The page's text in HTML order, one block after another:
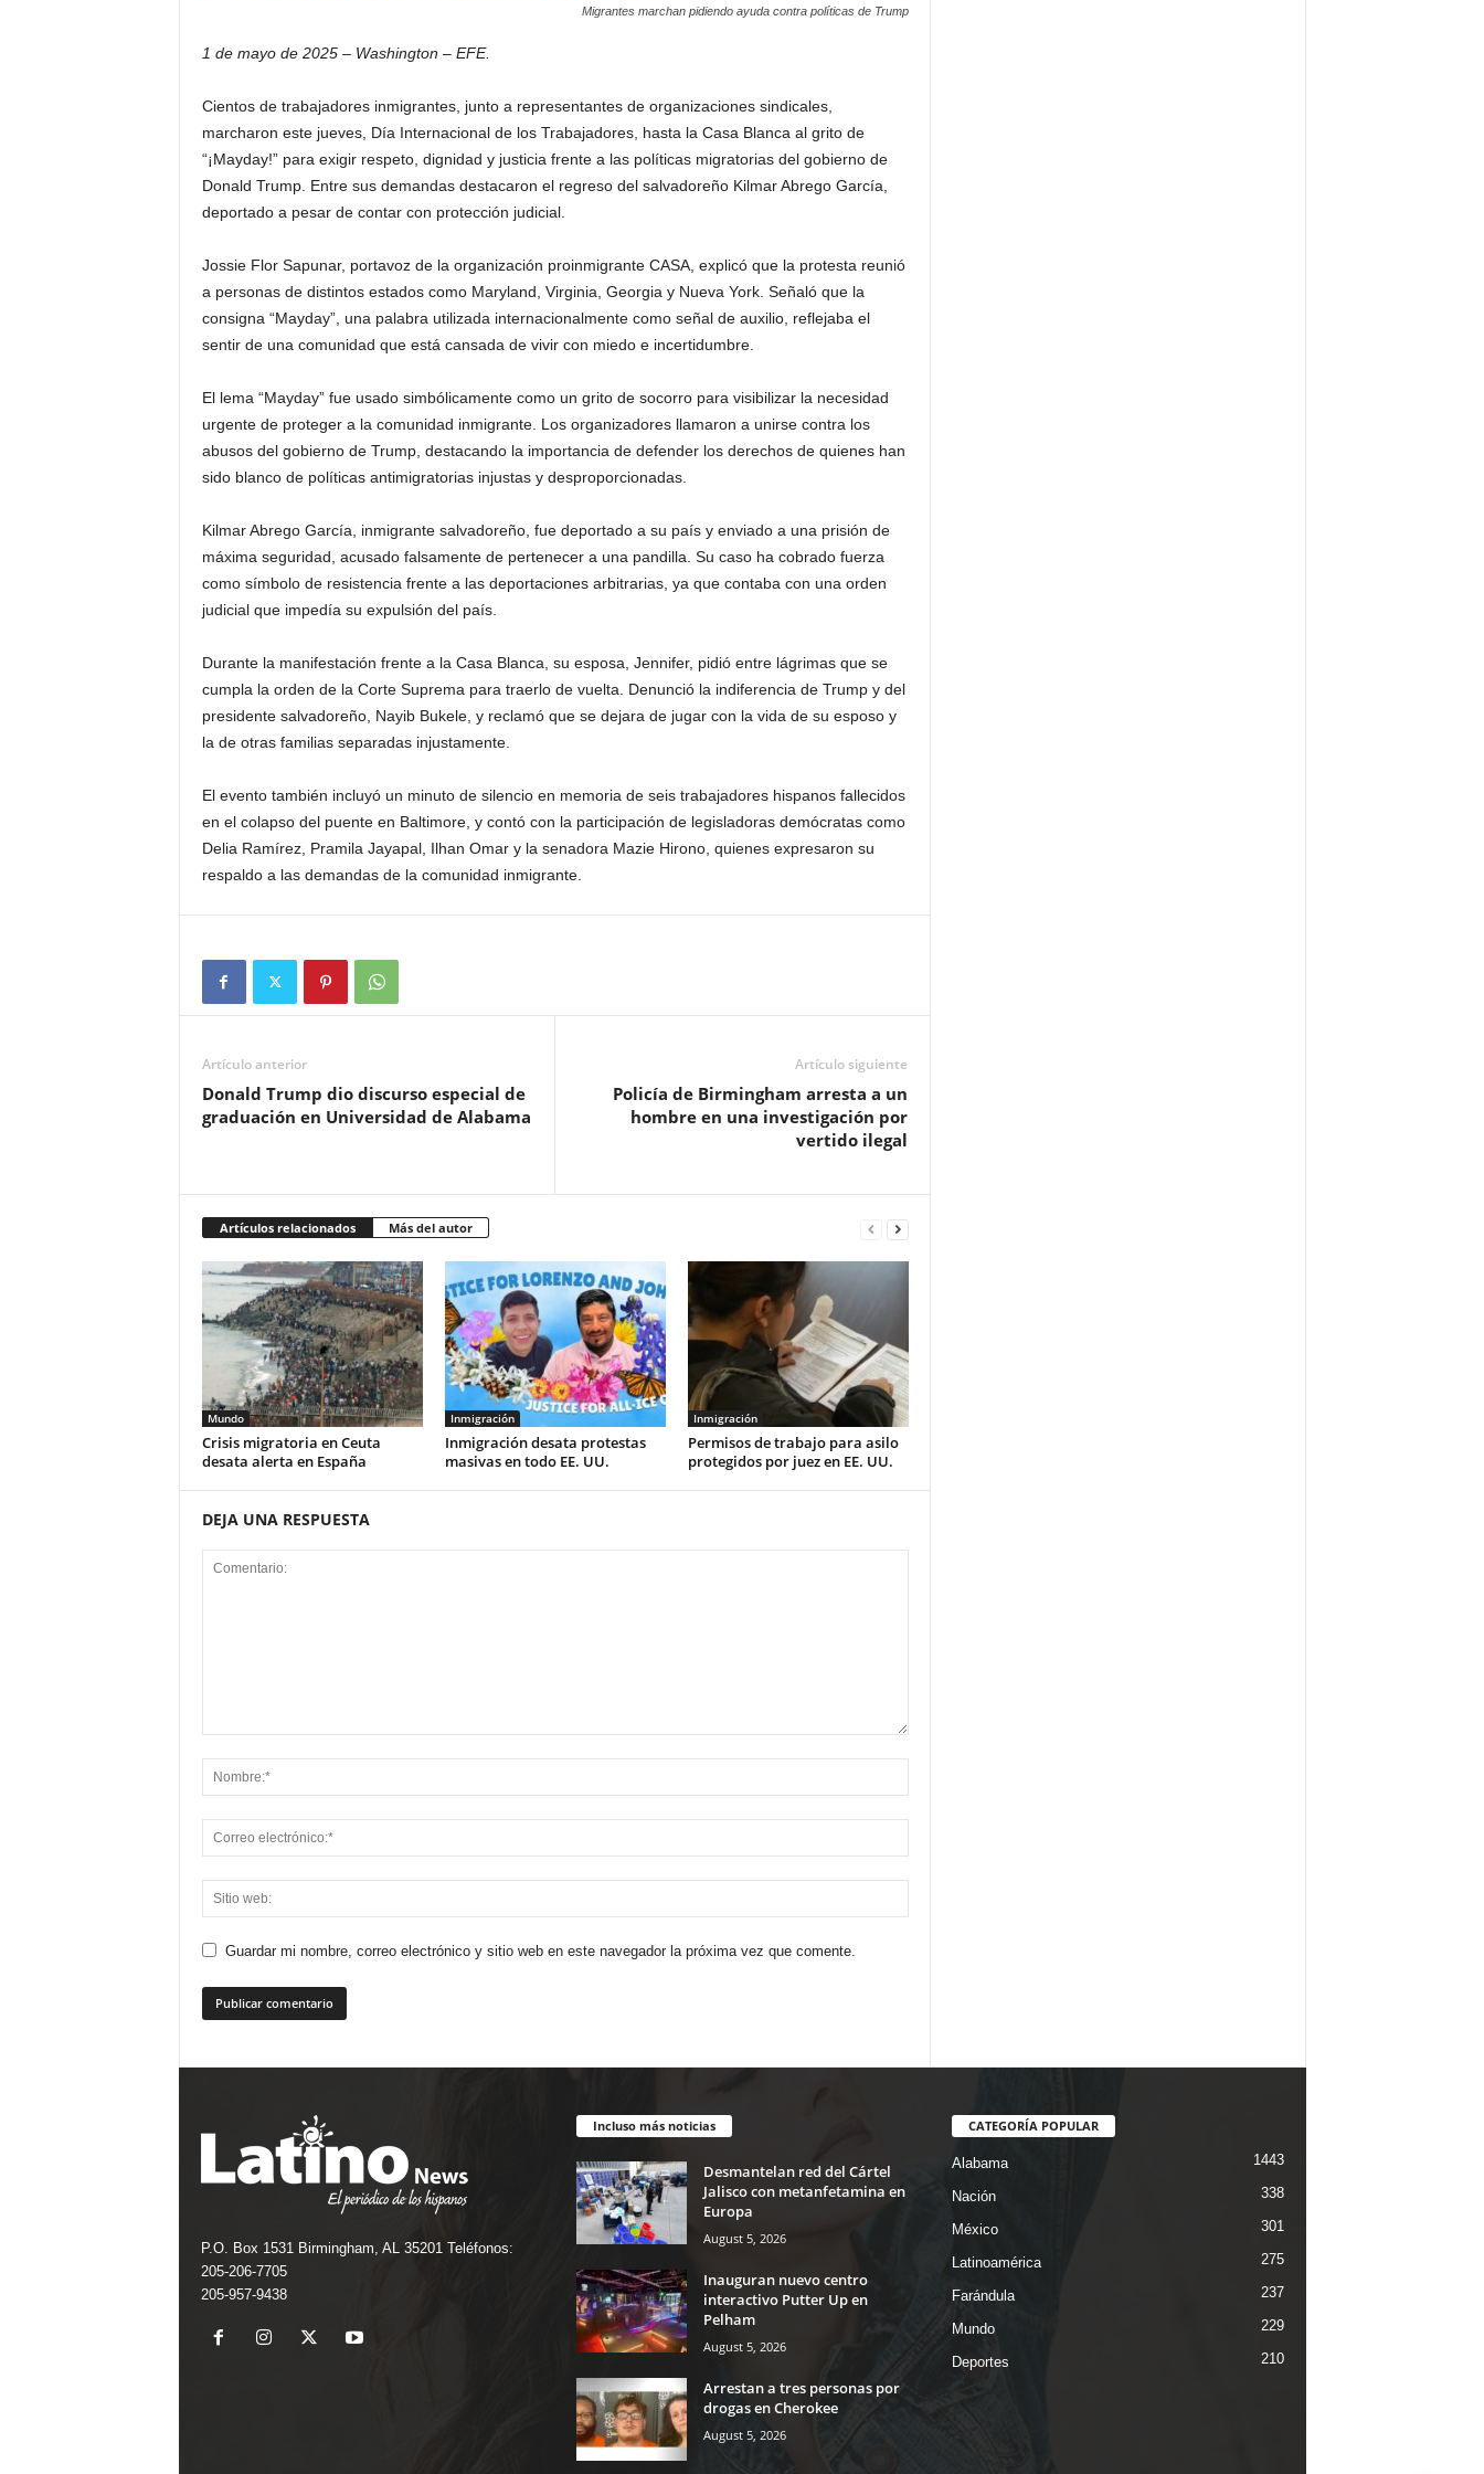
Migrantes marchan pidiendo ayuda contra políticas de Trump
1 de mayo de 2025 – Washington – EFE.
Cientos de trabajadores inmigrantes, junto a representantes de organizaciones sindicales,
marcharon este jueves, Día Internacional de los Trabajadores, hasta la Casa Blanca al grito de
“¡Mayday!” para exigir respeto, dignidad y justicia frente a las políticas migratorias del gobierno de
Donald Trump. Entre sus demandas destacaron el regreso del salvadoreño Kilmar Abrego García,
deportado a pesar de contar con protección judicial.
Jossie Flor Sapunar, portavoz de la organización proinmigrante CASA, explicó que la protesta reunió
a personas de distintos estados como Maryland, Virginia, Georgia y Nueva York. Señaló que la
consigna “Mayday”, una palabra utilizada internacionalmente como señal de auxilio, reflejaba el
sentir de una comunidad que está cansada de vivir con miedo e incertidumbre.
El lema “Mayday” fue usado simbólicamente como un grito de socorro para visibilizar la necesidad
urgente de proteger a la comunidad inmigrante. Los organizadores llamaron a unirse contra los
abusos del gobierno de Trump, destacando la importancia de defender los derechos de quienes han
sido blanco de políticas antimigratorias injustas y desproporcionadas.
Kilmar Abrego García, inmigrante salvadoreño, fue deportado a su país y enviado a una prisión de
máxima seguridad, acusado falsamente de pertenecer a una pandilla. Su caso ha cobrado fuerza
como símbolo de resistencia frente a las deportaciones arbitrarias, ya que contaba con una orden
judicial que impedía su expulsión del país.
Durante la manifestación frente a la Casa Blanca, su esposa, Jennifer, pidió entre lágrimas que se
cumpla la orden de la Corte Suprema para traerlo de vuelta. Denunció la indiferencia de Trump y del
presidente salvadoreño, Nayib Bukele, y reclamó que se dejara de jugar con la vida de su esposo y
la de otras familias separadas injustamente.
El evento también incluyó un minuto de silencio en memoria de seis trabajadores hispanos fallecidos
en el colapso del puente en Baltimore, y contó con la participación de legisladoras demócratas como
Delia Ramírez, Pramila Jayapal, Ilhan Omar y la senadora Mazie Hirono, quienes expresaron su
respaldo a las demandas de la comunidad inmigrante.
Artículo anterior
Donald Trump dio discurso especial de
graduación en Universidad de Alabama
Artículo siguiente
Policía de Birmingham arresta a un
hombre en una investigación por
vertido ilegal
Artículos relacionados Más del autor
Mundo
Crisis migratoria en Ceuta
desata alerta en España
Inmigración
Inmigración desata protestas
masivas en todo EE. UU.
Inmigración
Permisos de trabajo para asilo
protegidos por juez en EE. UU.
DEJA UNA RESPUESTA
Guardar mi nombre, correo electrónico y sitio web en este navegador la próxima vez que comente.
P.O. Box 1531 Birmingham, AL 35201 Teléfonos:
205-206-7705
205-957-9438
Incluso más noticias
Desmantelan red del Cártel
Jalisco con metanfetamina en
Europa
August 5, 2026
Inauguran nuevo centro
interactivo Putter Up en
Pelham
August 5, 2026
Arrestan a tres personas por
drogas en Cherokee
August 5, 2026
CATEGORÍA POPULAR
Alabama 1443
Nación 338
México 301
Latinoamérica 275
Farándula 237
Mundo 229
Deportes 210